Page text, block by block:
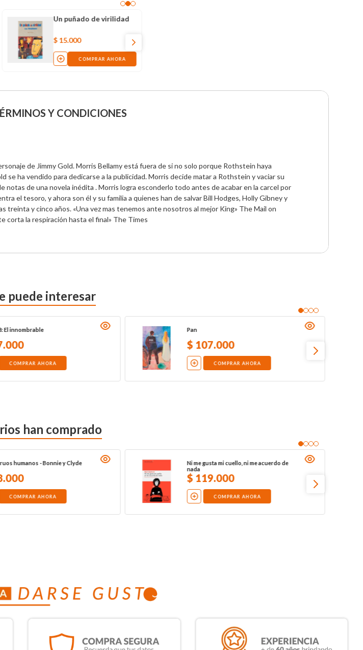
Un puñado de virilidad
$ 15.000
COMPRAR AHORA
Y CONDICIONES
de Jimmy Gold. Morris Bellamy está fuera de si no solo porque Rothstein haya
ha vendido para dedicarse a la publicidad. Morris decide matar a Rothstein y vaciar su
de una novela inédita . Morris logra esconderlo todo antes de acabar en la carcel por
el tesoro, y ahora son él y su familia a quienes han de salvar Bill Hodges, Holly Gibney y
y cinco años. «Una vez mas tenemos ante nosotros al mejor King» The Mail on
corta la respiración hasta el final» The Times
puede interesar
El innombrable
.000
COMPRAR AHORA
Pan
$ 107.000
COMPRAR AHORA
han comprado
humanos - Bonnie y Clyde
.000
COMPRAR AHORA
Ni me gusta mi cuello, ni me acuerdo de
nada
$ 119.000
COMPRAR AHORA